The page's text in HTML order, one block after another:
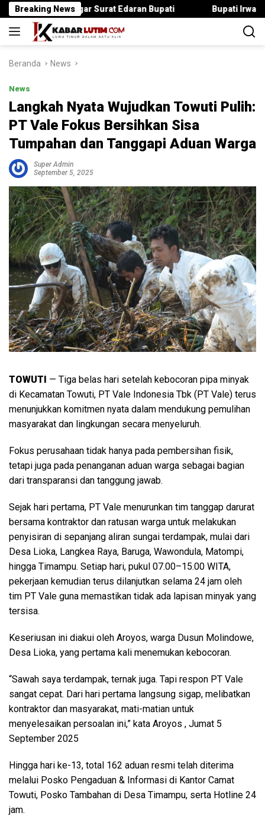
Langsung
ke
konten
Breaking News
Langgar Surat Edaran Bupati Bupati Irwan Serahkan
Beranda News
News
Langkah Nyata Wujudkan Towuti Pulih:
PT Vale Fokus Bersihkan Sisa
Tumpahan dan Tanggapi Aduan Warga
Super Admin
September 5, 2025
TOWUTI — Tiga belas hari setelah kebocoran pipa minyak
di Kecamatan Towuti, PT Vale Indonesia Tbk (PT Vale) terus
menunjukkan komitmen nyata dalam mendukung pemulihan
masyarakat dan lingkungan secara menyeluruh.
Fokus perusahaan tidak hanya pada pembersihan fisik,
tetapi juga pada penanganan aduan warga sebagai bagian
dari transparansi dan tanggung jawab.
Sejak hari pertama, PT Vale menurunkan tim tanggap darurat
bersama kontraktor dan ratusan warga untuk melakukan
penyisiran di sepanjang aliran sungai terdampak, mulai dari
Desa Lioka, Langkea Raya, Baruga, Wawondula, Matompi,
hingga Timampu. Setiap hari, pukul 07.00–15.00 WITA,
pekerjaan kemudian terus dilanjutkan selama 24 jam oleh
tim PT Vale guna memastikan tidak ada lapisan minyak yang
tersisa.
Keseriusan ini diakui oleh Aroyos, warga Dusun Molindowe,
Desa Lioka, yang pertama kali menemukan kebocoran.
“Sawah saya terdampak, ternak juga. Tapi respon PT Vale
sangat cepat. Dari hari pertama langsung sigap, melibatkan
kontraktor dan masyarakat, mati-matian untuk
menyelesaikan persoalan ini,” kata Aroyos , Jumat 5
September 2025
Hingga hari ke-13, total 162 aduan resmi telah diterima
melalui Posko Pengaduan & Informasi di Kantor Camat
Towuti, Posko Tambahan di Desa Timampu, serta Hotline 24
jam.